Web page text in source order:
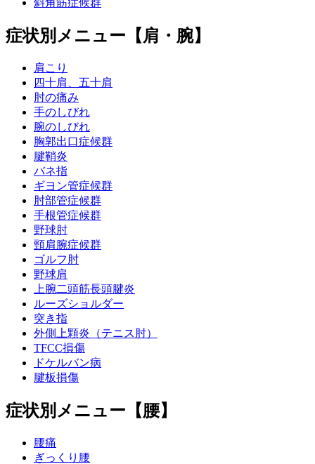
斜角筋症候群
症状別メニュー【肩・腕】
肩こり
四十肩、五十肩
肘の痛み
手のしびれ
腕のしびれ
胸郭出口症候群
腱鞘炎
バネ指
ギヨン管症候群
肘部管症候群
手根管症候群
野球肘
頸肩腕症候群
ゴルフ肘
野球肩
上腕二頭筋長頭腱炎
ルーズショルダー
突き指
外側上顆炎（テニス肘）
TFCC損傷
ドケルバン病
腱板損傷
症状別メニュー【腰】
腰痛
ぎっくり腰